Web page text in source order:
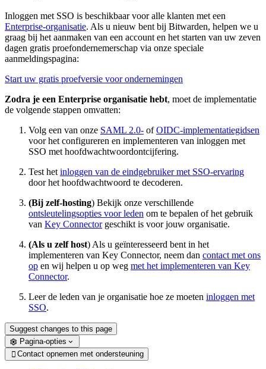
Inloggen met SSO is beschikbaar voor alle klanten met een
Enterprise-organisatie. Als u nieuw bent bij Bitwarden, helpen we u
graag bij het aanmaken van een account en het starten van uw zeven
dagen gratis proefondernemerschap via onze speciale
aanmeldingspagina:
Start uw gratis proefversie voor ondernemingen
Zodra je een Enterprise organisatie hebt, moet de implementatie
de volgende stappen omvatten:
Volg een van onze SAML 2.0- ofOIDC-implementatiegidsen
voor het configureren en implementeren van inloggen met
SSO met hoofdwachtwoordontcijfering.
Test het inloggen van de eindgebruiker met SSO-ervaring
door het hoofdwachtwoord te decoderen.
(Bij zelf-hosting) Bekijk onze verschillende
ontsleutelingsopties voor leden om te bepalen of het gebruik
van Key Connectorgeschikt is voor jouw organisatie.
(Als u zelf host) Als u geïnteresseerd bent in het
implementeren van Key Connector, neem dan contact met ons
op en wij helpen u op weg met het implementeren van Key
Connector.
Leer de leden van je organisatie hoe ze moeten inloggen met
SSO.
Suggest changes to this page
Pagina-opties
 Contact opnemen met ondersteuning